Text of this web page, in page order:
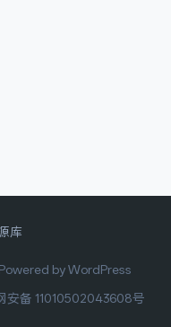
库
Powered by WordPress
安备 11010502043608号